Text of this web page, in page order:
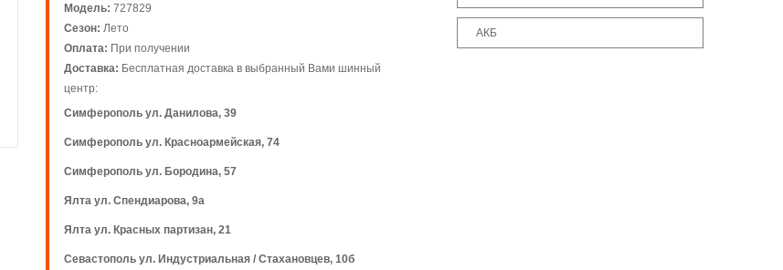
Модель: 727829
Сезон: Лето
Оплата: При получении
Доставка: Бесплатная доставка в выбранный Вами шинный
центр:
Симферополь ул. Данилова, 39
Симферополь ул. Красноармейская, 74
Симферополь ул. Бородина, 57
Ялта ул. Спендиарова, 9а
Ялта ул. Красных партизан, 21
Севастополь ул. Индустриальная / Стахановцев, 10б
АКБ